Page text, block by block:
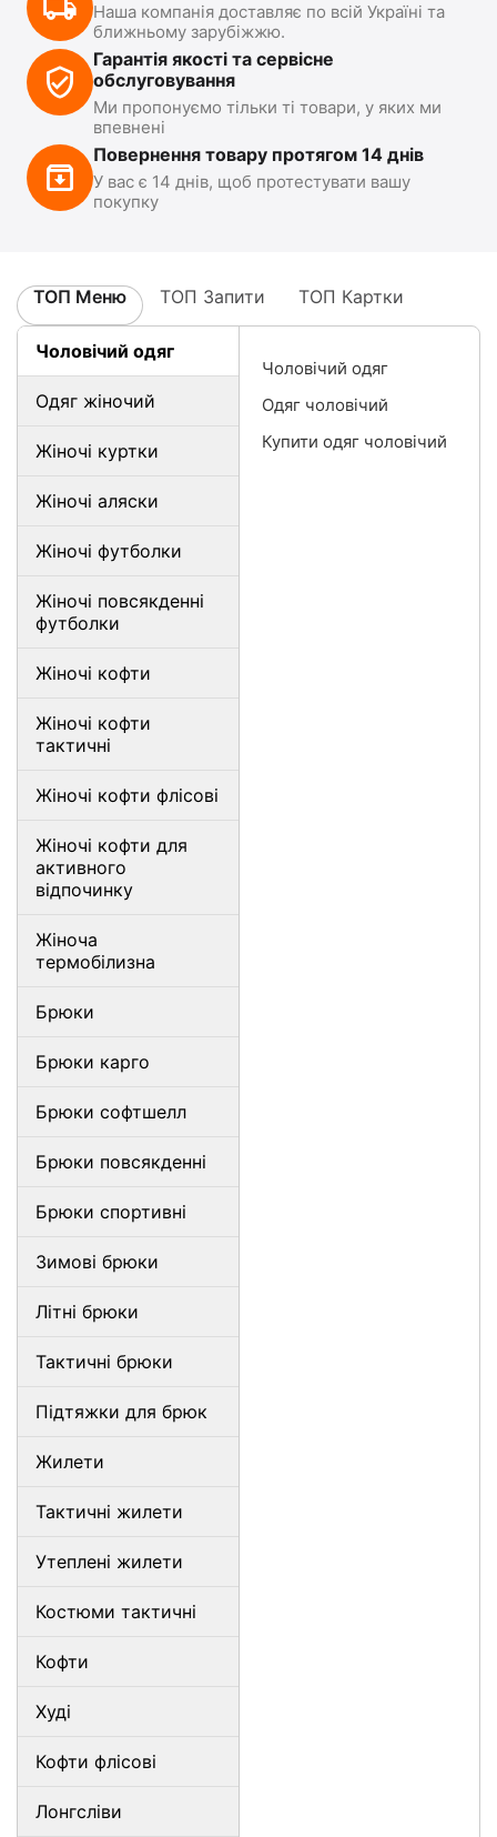
Наша компанія доставляє по всій Україні та
ближньому зарубіжжю.
Гарантія якості та сервісне
обслуговування
Ми пропонуємо тільки ті товари, у яких ми
впевнені
Повернення товару протягом 14 днів
У вас є 14 днів, щоб протестувати вашу
покупку
ТОП Меню ТОП Запити ТОП Картки
Чоловічий одяг
Одяг жіночий
Жіночі куртки
Жіночі аляски
Жіночі футболки
Жіночі повсякденні
футболки
Жіночі кофти
Жіночі кофти
тактичні
Жіночі кофти флісові
Жіночі кофти для
активного
відпочинку
Жіноча
термобілизна
Брюки
Брюки карго
Брюки софтшелл
Брюки повсякденні
Брюки спортивні
Зимові брюки
Літні брюки
Тактичні брюки
Підтяжки для брюк
Жилети
Тактичні жилети
Утеплені жилети
Костюми тактичні
Кофти
Худі
Кофти флісові
Лонгсліви
Чоловічий одяг
Одяг чоловічий
Купити одяг чоловічий